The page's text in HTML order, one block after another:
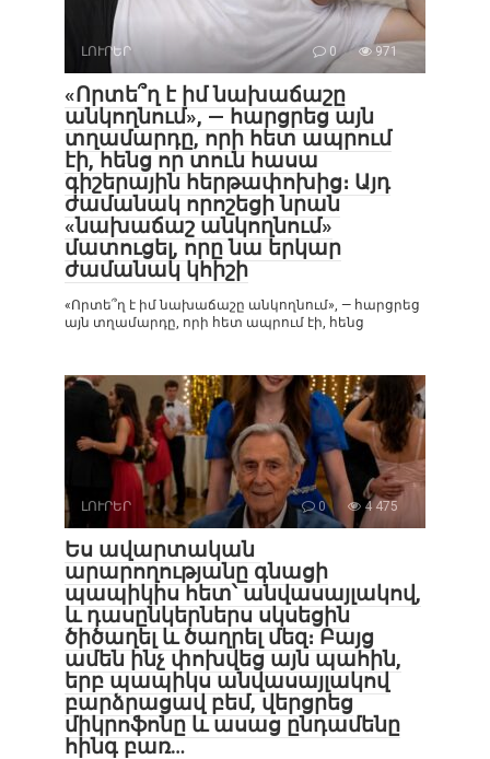
ԼՈՒՐԵՐ 0 971
«Որտե՞ղ է իմ նախաճաշը
անկողնում», — հարցրեց այն
տղամարդը, որի հետ ապրում
էի, հենց որ տուն հասա
գիշերային հերթափոխից։ Այդ
ժամանակ որոշեցի նրան
«նախաճաշ անկողնում»
մատուցել, որը նա երկար
ժամանակ կհիշի
«Որտե՞ղ է իմ նախաճաշը անկողնում», — հարցրեց
այն տղամարդը, որի հետ ապրում էի, հենց
ԼՈՒՐԵՐ 0 4 475
Ես ավարտական ​​​​
արարողությանը գնացի
պապիկիս հետ՝ անվասայլակով,
և դասընկերներս սկսեցին
ծիծաղել և ծաղրել մեզ։ Բայց
ամեն ինչ փոխվեց այն պահին,
երբ պապիկս անվասայլակով
բարձրացավ բեմ, վերցրեց
միկրոֆոնը և ասաց ընդամենը
հինգ բառ…